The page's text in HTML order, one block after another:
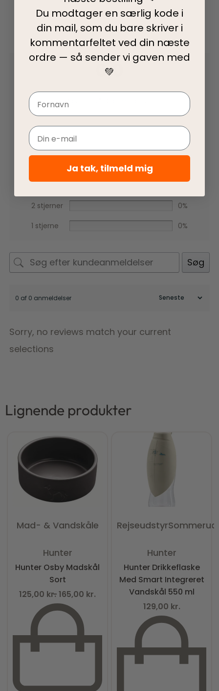
0,0
Baseret på 0 anmeldelser
5 stjerner 0%
2 stjerner 0%
1 stjerne 0%
Søg
0 af 0 anmeldelser
Sorry, no reviews match your current
selections
Lignende produkter
Mad- & Vandskåle
Hunter
Hunter Osby Madskål
Sort
125,00 kr. 165,00 kr.
Rejseudstyr
Hunter
Hunter Drikkeflaske
Med Smart Integreret
Vandskål 550 ml
129,00 kr.
Du modtager en særlig kode i
din mail, som du bare skriver i
kommentarfeltet ved din næste
ordre — så sender vi gaven med
💚
Navn
Email
Ja tak, tilmeld mig